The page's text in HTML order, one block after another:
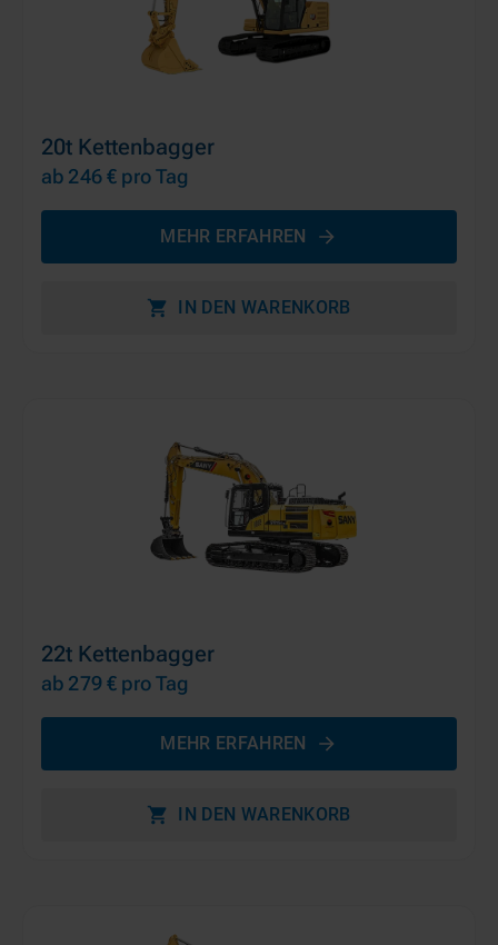
20t Kettenbagger
ab 246 € pro Tag
MEHR ERFAHREN
IN DEN WARENKORB
22t Kettenbagger
ab 279 € pro Tag
MEHR ERFAHREN
IN DEN WARENKORB